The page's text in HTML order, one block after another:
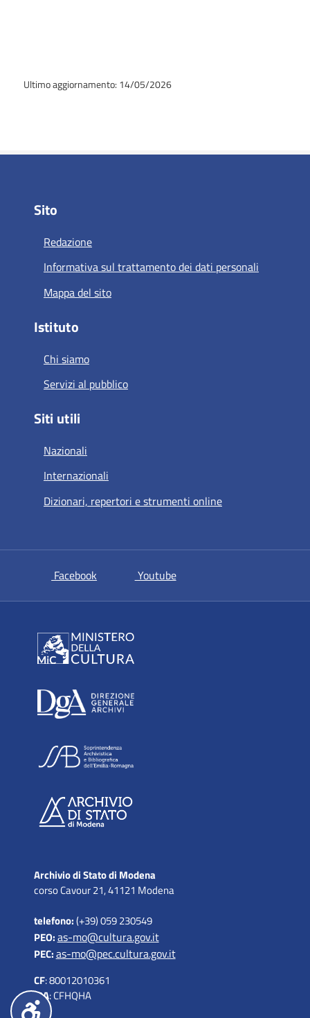
Ultimo aggiornamento: 14/05/2026
Sito
Redazione
Informativa sul trattamento dei dati personali
Mappa del sito
Istituto
Chi siamo
Servizi al pubblico
Siti utili
Nazionali
Internazionali
Dizionari, repertori e strumenti online
Facebook si apre in una nuova scheda
Youtubesi apre in una nuova scheda
Archivio di Stato di Modena
corso Cavour 21, 41121 Modena
telefono:(+39) 059 230549
PEO:as-mo@cultura.gov.it
PEC:as-mo@pec.cultura.gov.it
CF: 80012010361
IPA: CFHQHA